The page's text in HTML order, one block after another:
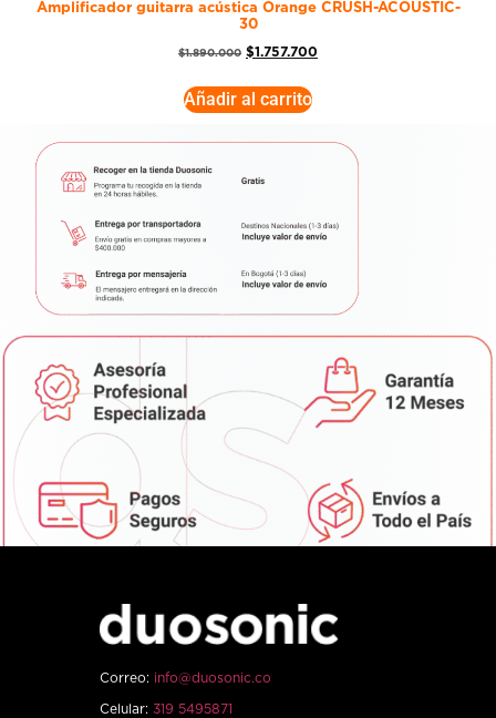
Amplificador guitarra acústica Orange CRUSH-ACOUSTIC-
30
$1.890.000 $1.757.700
Añadir al carrito
Correo: info@duosonic.co
Celular: 319 5495871